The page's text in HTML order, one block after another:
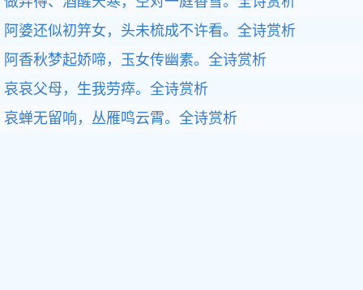
阿婆还似初笄女，头未梳成不许看。全诗赏析
阿香秋梦起娇啼，玉女传幽素。全诗赏析
哀哀父母，生我劳瘁。全诗赏析
哀蝉无留响，丛雁鸣云霄。全诗赏析